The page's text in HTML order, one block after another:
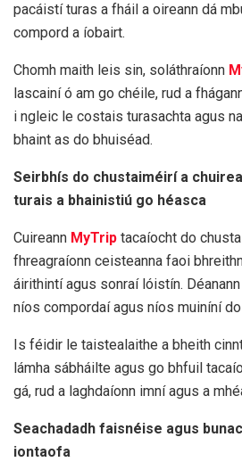
pacáistí turas a fháil a oireann dá
compord a íobairt.
Chomh maith leis sin, soláthraíonn
lascainí ó am go chéile, rud a
i ngleic le costais turasachta agus
bhaint as do bhuiséad.
Seirbhís do chustaiméirí a
turais a bhainistiú go héasca
Cuireann MyTrip tacaíocht do
fhreagraíonn ceisteanna faoi
áirithintí agus sonraí lóistín.
níos compordaí agus níos muiníní
Is féidir le taistealaithe a bheith
lámha sábháilte agus go bhfuil
gá, rud a laghdaíonn imní agus a
Seachadadh faisnéise agus
iontaofa